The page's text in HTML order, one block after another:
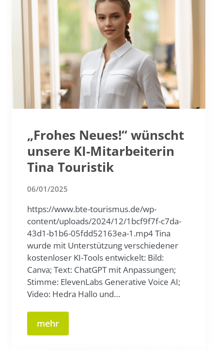
„Frohes Neues!“ wünscht
unsere KI-Mitarbeiterin
Tina Touristik
06/01/2025
https://www.bte-tourismus.de/wp-
content/uploads/2024/12/1bcf9f7f-c7da-
43d1-b1b6-05fdd52163ea-1.mp4 Tina
wurde mit Unterstützung verschiedener
kostenloser KI-Tools entwickelt: Bild:
Canva; Text: ChatGPT mit Anpassungen;
Stimme: ElevenLabs Generative Voice AI;
Video: Hedra Hallo und…
mehr